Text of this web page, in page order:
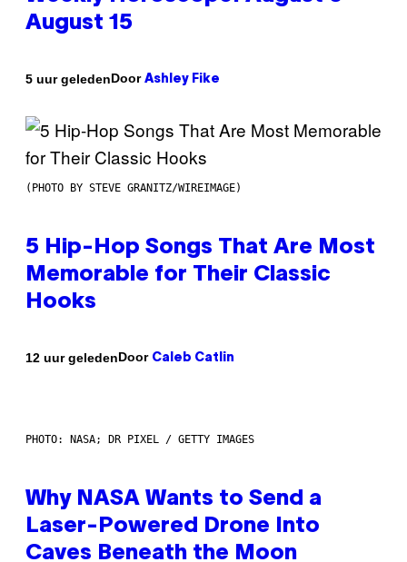
August 15
5 uur geledenDoor Ashley Fike
(PHOTO BY STEVE GRANITZ/WIREIMAGE)
5 Hip-Hop Songs That Are Most
Memorable for Their Classic
Hooks
12 uur geledenDoor Caleb Catlin
PHOTO: NASA; DR PIXEL / GETTY IMAGES
Why NASA Wants to Send a
Laser-Powered Drone Into
Caves Beneath the Moon